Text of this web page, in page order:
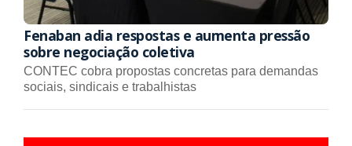
Fenaban adia respostas e aumenta pressão
sobre negociação coletiva
CONTEC cobra propostas concretas para demandas
sociais, sindicais e trabalhistas